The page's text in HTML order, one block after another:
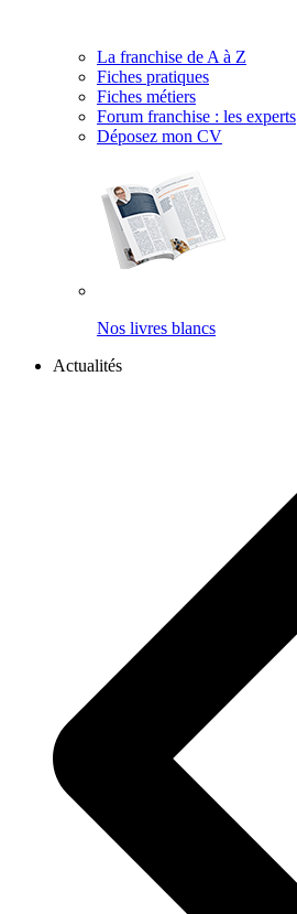
La franchise de A à Z
Fiches pratiques
Fiches métiers
Forum franchise : les experts
Déposez mon CV
Nos livres blancs
Actualités